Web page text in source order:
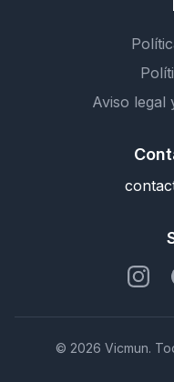
Aviso legal
© 2026 Vicmun.